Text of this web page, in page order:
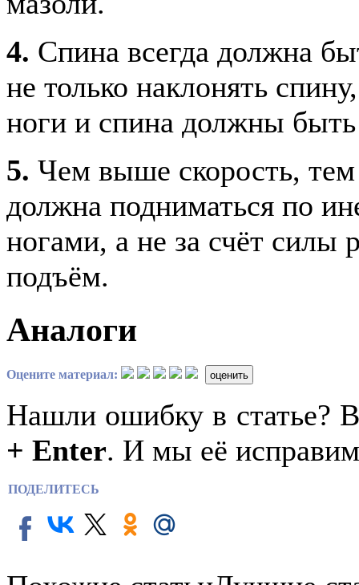
4. Спина всегда должна
не только наклонять
ноги и спина должны
5. Чем выше скорость, тем
должна подниматься по
ногами, а не за счёт силы
подъём.
Аналоги
Оцените материал: оценить
Нашли ошибку в статье?
+ Enter. И мы её
ПОДЕЛИТЕСЬ